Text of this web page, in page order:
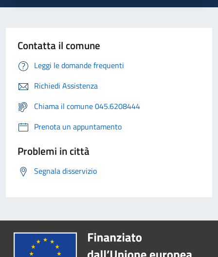
Contatta il comune
Leggi le domande frequenti
Richiedi Assistenza
Chiama il comune 045.6208444
Prenota un appuntamento
Problemi in città
Segnala disservizio